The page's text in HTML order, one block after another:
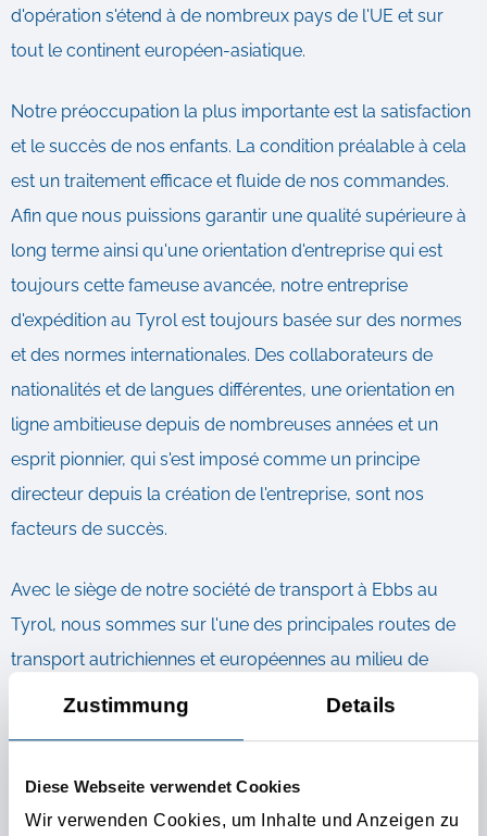
Zustimmung Details
Diese Webseite verwendet Cookies
Wir verwenden Cookies, um Inhalte und Anzeigen zu
d'opération s'étend à de nombreux pays de l'UE et sur
tout le continent européen-asiatique.
Notre préoccupation la plus importante est la satisfaction
et le succès de nos enfants. La condition préalable à cela
est un traitement efficace et fluide de nos commandes.
Afin que nous puissions garantir une qualité supérieure à
long terme ainsi qu'une orientation d'entreprise qui est
toujours cette fameuse avancée, notre entreprise
d'expédition au Tyrol est toujours basée sur des normes
et des normes internationales. Des collaborateurs de
nationalités et de langues différentes, une orientation en
ligne ambitieuse depuis de nombreuses années et un
esprit pionnier, qui s'est imposé comme un principe
directeur depuis la création de l'entreprise, sont nos
facteurs de succès.
Avec le siège de notre société de transport à Ebbs au
Tyrol, nous sommes sur l'une des principales routes de
transport autrichiennes et européennes au milieu de
l'activité de transport et directement liées aux routes de
Votre transitaire en Autriche à